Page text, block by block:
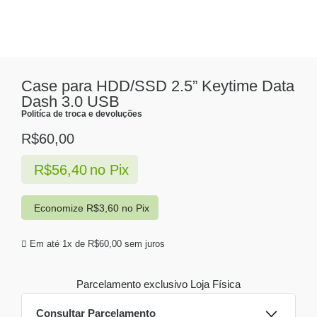
Case para HDD/SSD 2.5” Keytime Data
Dash 3.0 USB
Politíca de troca e devoluções
R$60,00
Em até 1x de R$60,00 sem juros
R$56,40 no Pix
Economize R$3,60no Pix
Parcelamento exclusivo Loja Física
Consultar Parcelamento